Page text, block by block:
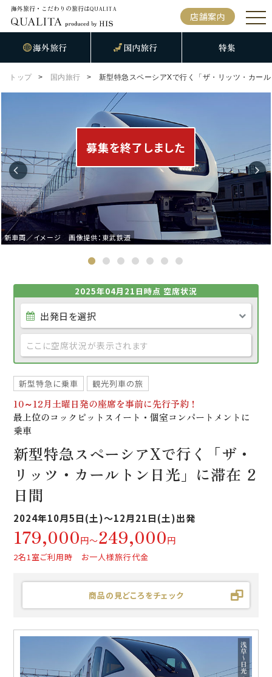
海外旅行・こだわりの旅行はQUALITA
店舗案内
海外旅行 国内旅行 特集
トップ 国内旅行 新型特急スペーシアXで行く「ザ・リッツ・カー
募集を終了しました
新車両／イメージ 画像提供：東武鉄道
2025年04月21日時点 空席状況
ここに空席状況が表示されます
新型特急に乗車 観光列車の旅
10～12月土曜日発の座席を事前に先行予約！
最上位のコックピットスイート・個室コンパートメントに
乗車
新型特急スペーシアXで行く「ザ・
リッツ・カールトン日光」に滞在 2
日間
2024年10月5日(土)～12月21日(土)出発
179,000円～249,000円
2名1室ご利用時 お一人様旅行代金
商品の見どころをチェック